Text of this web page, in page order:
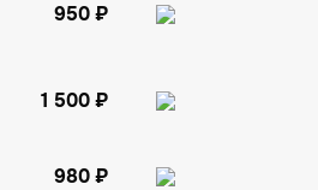
950 ₽
1 500 ₽
980 ₽